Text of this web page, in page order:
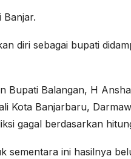
Banjar.
diri sebagai bupati
Bupati Balangan, H
Kota Banjarbaru,
gagal berdasarkan
ini hasilnya